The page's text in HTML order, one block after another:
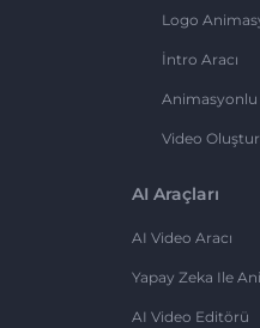
Logo
İntro Aracı
Animasyonlu
Video
AI Araçları
AI Video Aracı
Yapay Zeka Ile
AI Video Editörü